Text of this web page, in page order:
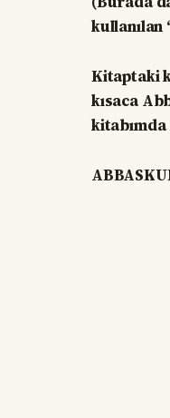
kullanılan
Kitaptaki
kısaca